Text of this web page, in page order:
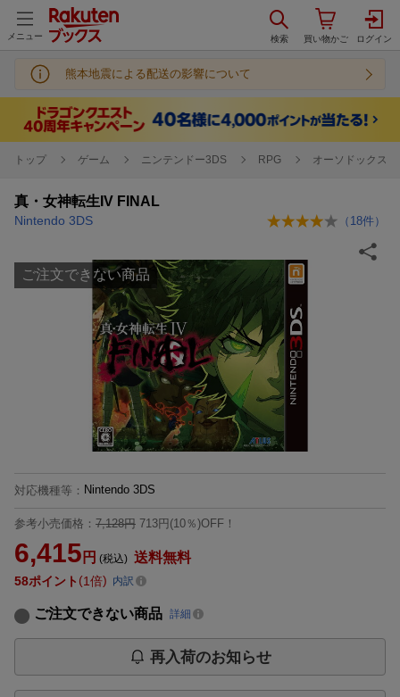
メニュー
熊本地震による配送の影響について
トップ ゲーム ニンテンドー3DS RPG オーソドックス
真・女神転生IV FINAL
Nintendo 3DS （ 18件）
ご注文できない商品
対応機種等 ： Nintendo 3DS
参考小売価格： 7,128円 713円(10％)OFF！
6,415 円 (税込) 送料無料
58ポイント 1倍 内訳
ご注文できない商品 詳細
再入荷のお知らせ